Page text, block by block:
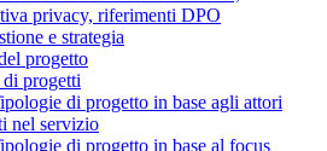
privacy, riferimenti DPO
e strategia
progetto
progetti
di progetto in base agli attori
nel servizio
di progetto in base al focus